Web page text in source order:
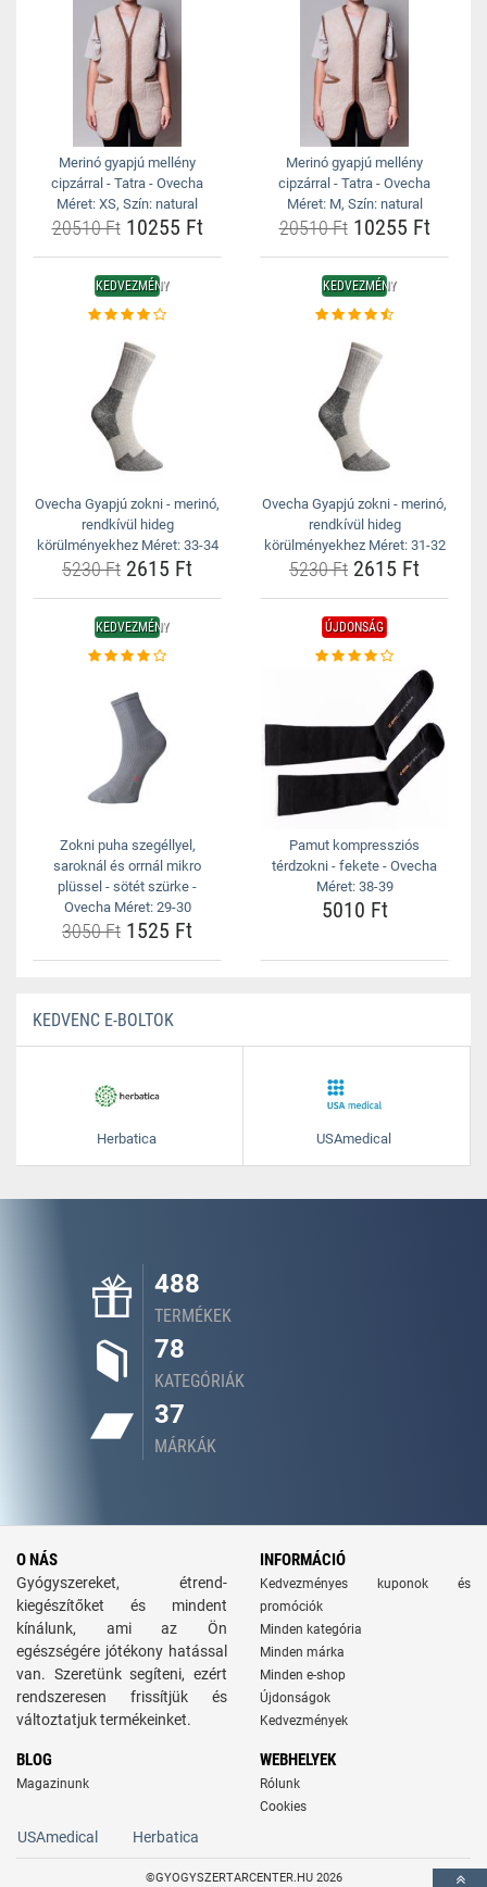
Merinó gyapjú mellény
cipzárral - Tatra - Ovecha
Méret: XS, Szín: natural
20510 Ft10255 Ft
Merinó gyapjú mellény
cipzárral - Tatra - Ovecha
Méret: M, Szín: natural
20510 Ft10255 Ft
KEDVEZMÉNY
Ovecha Gyapjú zokni - merinó,
rendkívül hideg
körülményekhez Méret: 33-34
5230 Ft 2615 Ft
KEDVEZMÉNY
Ovecha Gyapjú zokni - merinó,
rendkívül hideg
körülményekhez Méret: 31-32
5230 Ft 2615 Ft
KEDVEZMÉNY
Zokni puha szegéllyel,
saroknál és orrnál mikro
plüssel - sötét szürke -
Ovecha Méret: 29-30
3050 Ft 1525 Ft
ÚJDONSÁG
Pamut kompressziós
térdzokni - fekete - Ovecha
Méret: 38-39
5010 Ft
KEDVENC E-BOLTOK
Herbatica USAmedical
488
TERMÉKEK
78
KATEGÓRIÁK
37
MÁRKÁK
O NÁS
Gyógyszereket, étrend-
kiegészítőket és mindent
kínálunk, ami az Ön
egészségére jótékony hatással
van. Szeretünk segíteni, ezért
rendszeresen frissítjük és
változtatjuk termékeinket.
INFORMÁCIÓ
Kedvezményes kuponok és
promóciók
Minden kategória
Minden márka
Minden e-shop
Újdonságok
Kedvezmények
BLOG
Magazinunk
WEBHELYEK
Rólunk
Cookies
USAmedical Herbatica
©GYOGYSZERTARCENTER.HU 2026